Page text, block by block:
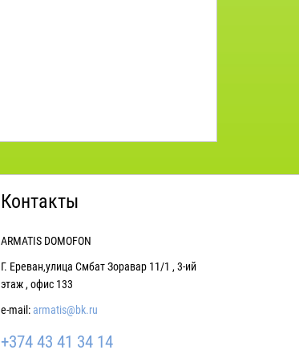
Контакты
ARMATIS DOMOFON
Г. Ереван,улица Смбат Зоравар 11/1 , 3-ий
этаж , офис 133
e-mail:armatis@bk.ru
+374 43 41 34 14